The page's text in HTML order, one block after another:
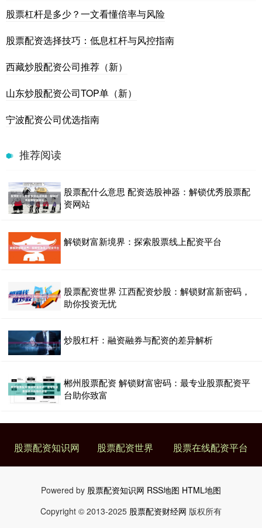
股票杠杆是多少？一文看懂倍率与风险
股票配资选择技巧：低息杠杆与风控指南
西藏炒股配资公司推荐（新）
山东炒股配资公司TOP单（新）
宁波配资公司优选指南
推荐阅读
股票配什么意思 配资选股神器：解锁优秀股票配
资网站
解锁财富新境界：探索股票线上配资平台
股票配资世界 江西配资炒股：解锁财富新密码，
助你投资无忧
炒股杠杆：融资融券与配资的差异解析
郴州股票配资 解锁财富密码：最专业股票配资平
台助你致富
股票配资知识网 股票配资世界 股票在线配资平台
Powered by 股票配资知识网 RSS地图 HTML地图
Copyright © 2013-2025 股票配资财经网 版权所有